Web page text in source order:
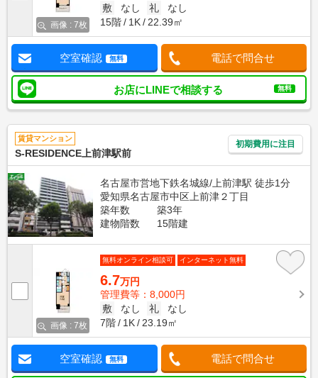
画像 : 7枚
敷
なし 礼
なし
15階
1K 22.39㎡
空室確認 無料 電話で問合せ
お店にLINEで相談する 無料
賃貸マンション
S-RESIDENCE上前津駅前
初期費用に注目
名古屋市営地下鉄名城線/上前津駅 徒歩1分
愛知県名古屋市中区上前津２丁目
築年数
築3年
建物階数
15階建
画像 : 7枚
無料オンライン相談可 インターネット無料
6.7万円
管理費等：8,000円
敷
なし 礼
なし
7階
1K 23.19㎡
空室確認 無料 電話で問合せ